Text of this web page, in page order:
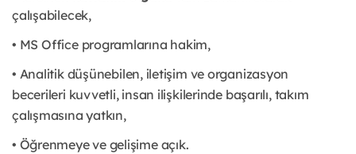
çalışabilecek,
• MS Office programlarına hakim,
• Analitik düşünebilen, iletişim ve organizasyon
becerileri kuvvetli, insan ilişkilerinde başarılı, takım
çalışmasına yatkın,
• Öğrenmeye ve gelişime açık.